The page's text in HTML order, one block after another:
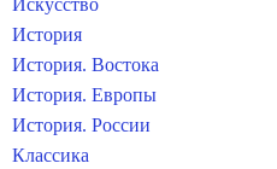
Искусство
История
История. Востока
История. Европы
История. России
Классика